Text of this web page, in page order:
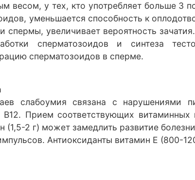
весом, у тех, кто употребляет больше 3
уменьшается способность к
спермы, увеличивает вероятность
сперматозоидов и синтеза
сперматозоидов в сперме.
слабоумия связана с
Прием соответствующих
(1,5-2 г) может замедлить развитие
Антиоксиданты витамин Е (800-